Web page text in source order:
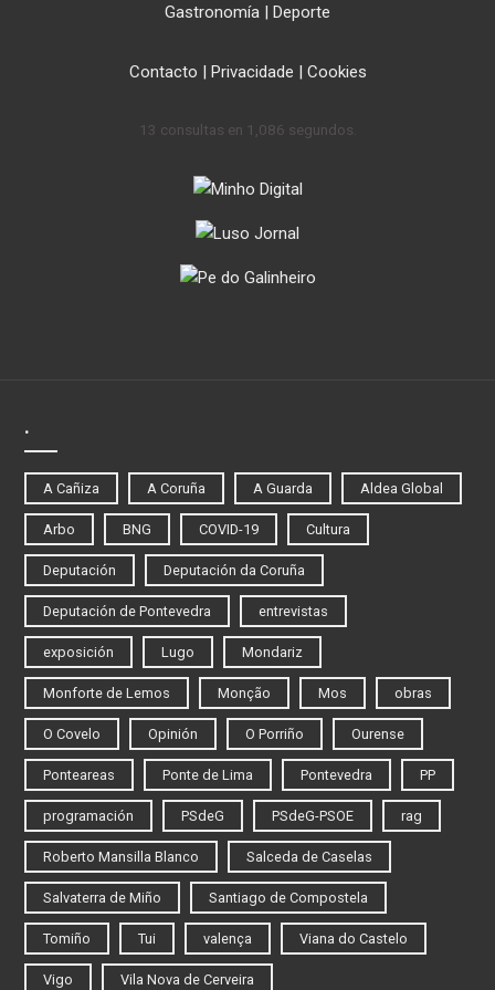
Gastronomía | Deporte
Contacto | Privacidade | Cookies
13 consultas en 1,086 segundos.
.
A Cañiza A Coruña A Guarda Aldea Global
Arbo BNG COVID-19 Cultura
Deputación Deputación da Coruña
Deputación de Pontevedra entrevistas
exposición Lugo Mondariz
Monforte de Lemos Monção Mos obras
O Covelo Opinión O Porriño Ourense
Ponteareas Ponte de Lima Pontevedra PP
programación PSdeG PSdeG-PSOE rag
Roberto Mansilla Blanco Salceda de Caselas
Salvaterra de Miño Santiago de Compostela
Tomiño Tui valença Viana do Castelo
Vigo Vila Nova de Cerveira